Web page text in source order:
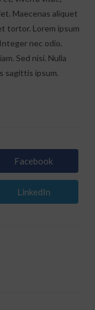
Maecenas aliquet
tortor. Lorem ipsum
nec odio.
Sed nisi. Nulla
sagittis ipsum.
Abre
em
uma
nova
janela
Facebook
Abre
em
LinkedIn